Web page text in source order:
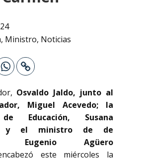
, Ministro, Noticias
Osvaldo Jaldo, junto al
, Miguel Acevedo; la
Educación, Susana
y el ministro de de
Eugenio Agüero
este miércoles la